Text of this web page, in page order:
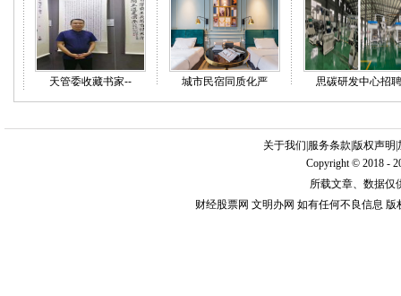
天管委收藏书家-- 城市民宿同质化严 思碳研发中心招聘
关于我们 服务条款 版权声明
Copyright © 2018 -
所载文章、数据仅
财经股票网 文明办网 如有任何不良信息